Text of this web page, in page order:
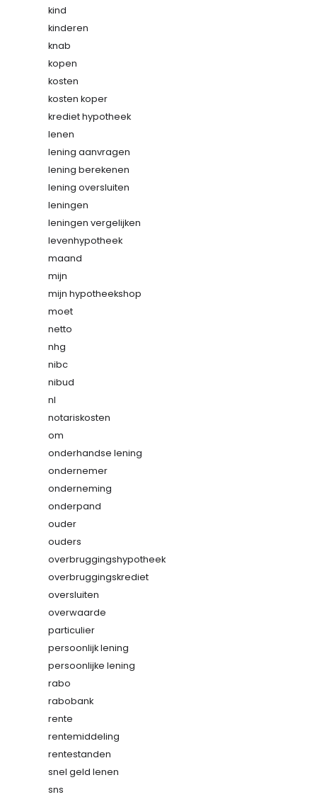
kind
kinderen
knab
kopen
kosten
kosten koper
krediet hypotheek
lenen
lening aanvragen
lening berekenen
lening oversluiten
leningen
leningen vergelijken
levenhypotheek
maand
mijn
mijn hypotheekshop
moet
netto
nhg
nibc
nibud
nl
notariskosten
om
onderhandse lening
ondernemer
onderneming
onderpand
ouder
ouders
overbruggingshypotheek
overbruggingskrediet
oversluiten
overwaarde
particulier
persoonlijk lening
persoonlijke lening
rabo
rabobank
rente
rentemiddeling
rentestanden
snel geld lenen
sns